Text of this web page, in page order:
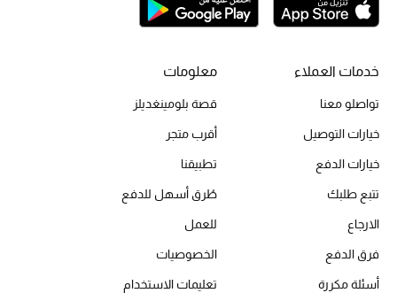
الأحذية
أحذية النسائية
الأحذية الرجالية
أحذية للأطفال
أبرز المصممين
خدمات العملاء
تواصلو معنا
خيارات التوصيل
خيارات الدفع
تتبع طلبك
الارجاع
فرق الدفع
أسئلة مكررة
معلومات
قصة بلومينغديلز
أقرب متجر
تطبيقنا
طُرق أسهل للدفع
للعمل
الخصوصيات
تعليمات الاستخدام